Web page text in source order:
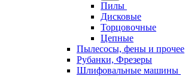
Пилы
Дисковые
Торцовочные
Цепные
Пылесосы, фены и прочее
Рубанки, Фрезеры
Шлифовальные машины